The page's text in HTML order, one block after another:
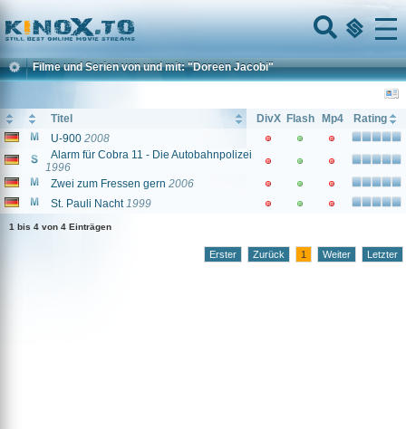
Home
Menu
Filme und Serien von und mit: "Doreen Jacobi"
Titel DivX Flash Mp4
Rating
U-900 2008
Alarm für Cobra 11 - Die Autobahnpolizei
1996
Zwei zum Fressen gern 2006
St. Pauli Nacht 1999
1 bis 4 von 4 Einträgen
Erster Zurück 1 Weiter Letzter